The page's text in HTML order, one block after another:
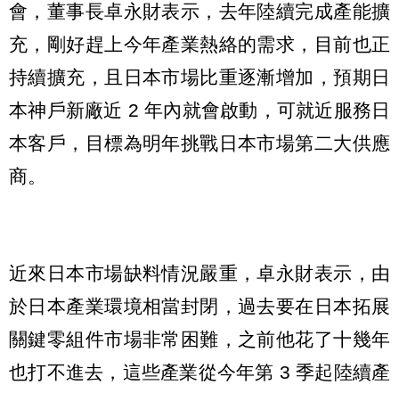
會，董事長卓永財表示，去年陸續完成產能擴
充，剛好趕上今年產業熱絡的需求，目前也正
持續擴充，且日本市場比重逐漸增加，預期日
本神戶新廠近 2 年內就會啟動，可就近服務日
本客戶，目標為明年挑戰日本市場第二大供應
商。
近來日本市場缺料情況嚴重，卓永財表示，由
於日本產業環境相當封閉，過去要在日本拓展
關鍵零組件市場非常困難，之前他花了十幾年
也打不進去，這些產業從今年第 3 季起陸續產